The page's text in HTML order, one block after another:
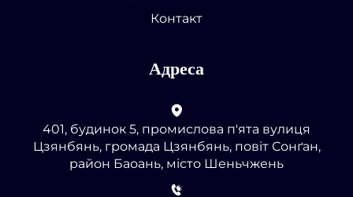
Контакт
Адреса
401, будинок 5, промислова п'ята вулиця
Цзянбянь, громада Цзянбянь, повіт Сонґан,
район Баоань, місто Шеньчжень